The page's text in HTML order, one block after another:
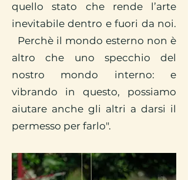
quello stato che rende l’arte
inevitabile dentro e fuori da noi.
Perchè il mondo esterno non è
altro che uno specchio del
nostro mondo interno: e
vibrando in questo, possiamo
aiutare anche gli altri a darsi il
permesso per farlo".